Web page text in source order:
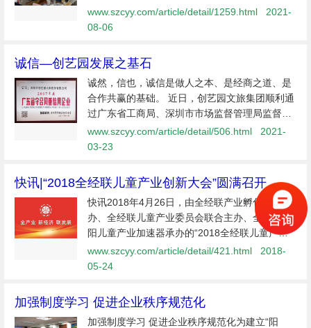
构董事长钟铿先生等一行组成考察团，赴中国农
谷·屈家岭进行调研考察，以进一步推进双方互信
www.szcyy.com/article/detail/1259.html
2021-
08-06
诚信—创艺园发展之基石
诚然，信也，诚信是做人之本、是经商之道、是
合作共赢的基础。 近日，创艺园文旅集团顺利通
过广东省工商局、深圳市市场监督管理局监督评
审，荣获2017年度“广东省守合同重信用企业”荣
誉称号，被公认为是行业中诚信履约、守法经营
www.szcyy.com/article/detail/506.html
2021-
03-23
快讯|“2018全经联儿童产业创新大会”圆满召开
快讯2018年4月26日，由全经联产业孵化器主
办、全经联儿童产业委员会联合主办、全经联沈
阳儿童产业加速器承办的“2018全经联儿童产业
创新大会”暨全经联沈阳儿童产业加速器成立仪式
正式拉开序幕，为期两天。深圳市创艺园文旅股
www.szcyy.com/article/detail/421.html
2018-
05-24
加强制度学习 促进企业秩序规范化
加强制度学习 促进企业秩序规范化为建立“阳